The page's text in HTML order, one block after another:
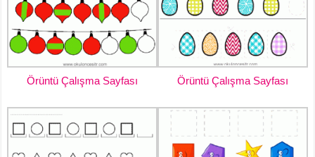
Örüntü Çalışma Sayfası Örüntü Çalışma Sayfası